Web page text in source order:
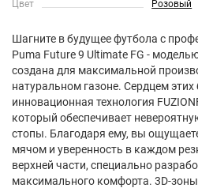
Цвет Розовый
Шагните в будущее футбола с
Puma Future 9 Ultimate FG -
создана для максимальной
натуральном газоне. Сердцем этих
инновационная технология
который обеспечивает
стопы. Благодаря ему, вы
мячом и уверенность в каждом
верхней части, специально
максимального комфорта. 3D-